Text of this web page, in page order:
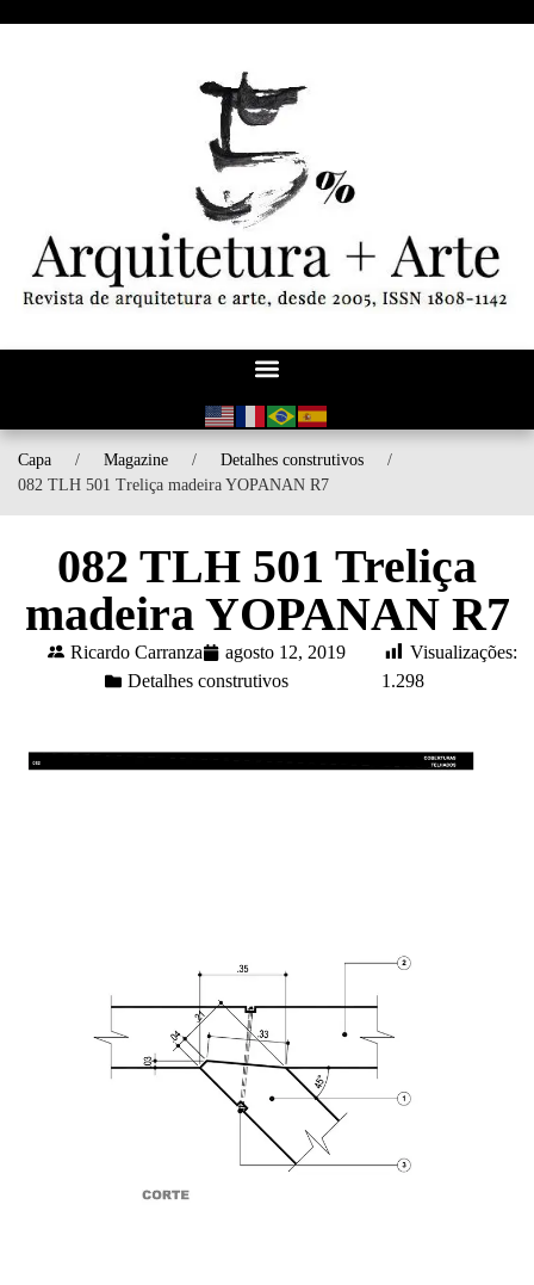
Capa / Magazine / Detalhes construtivos
/
082 TLH 501 Treliça madeira YOPANAN R7
082 TLH 501 Treliça
madeira YOPANAN R7
Ricardo Carranza
agosto 12, 2019
Detalhes construtivos
Visualizações:
1.298